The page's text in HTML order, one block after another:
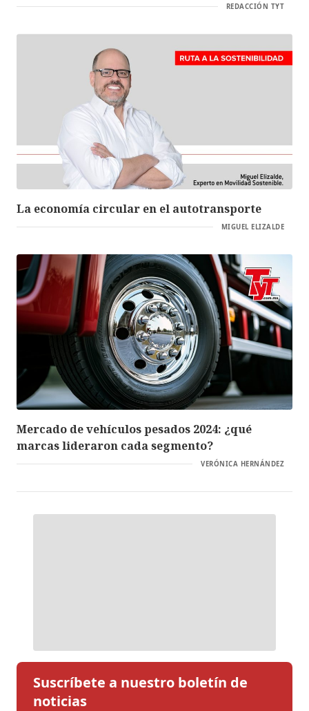
REDACCIÓN TYT
La economía circular en el autotransporte
MIGUEL ELIZALDE
Mercado de vehículos pesados 2024: ¿qué
marcas lideraron cada segmento?
VERÓNICA HERNÁNDEZ
Suscríbete a nuestro boletín de
noticias